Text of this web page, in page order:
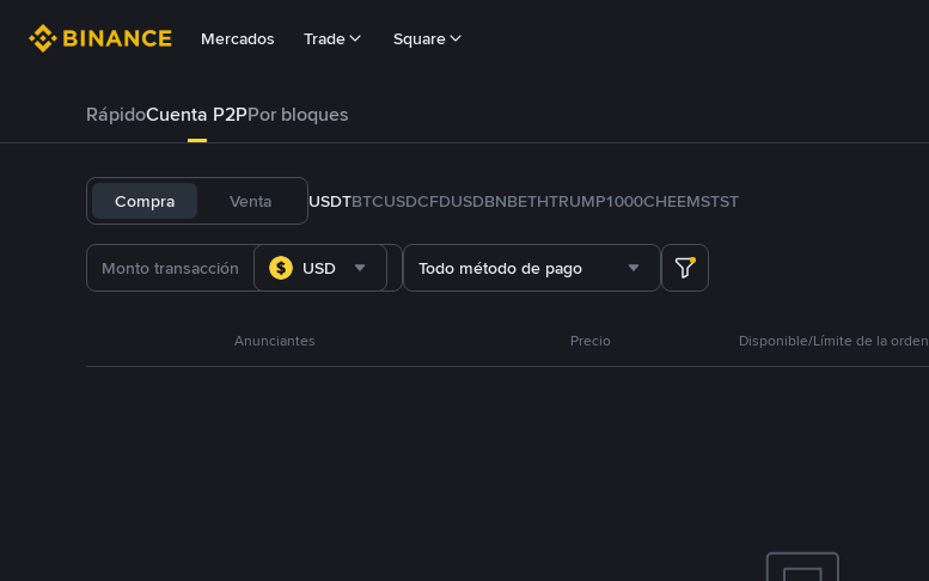
Mercados Trade Square
RápidoCuenta P2PPor bloques
Compra Venta USDTBTCUSDCFDUSDBNBETHTRUMP1000CHEEMSTST
USD Todo método de pago
Anunciantes Precio Disponible/Límite de la orden